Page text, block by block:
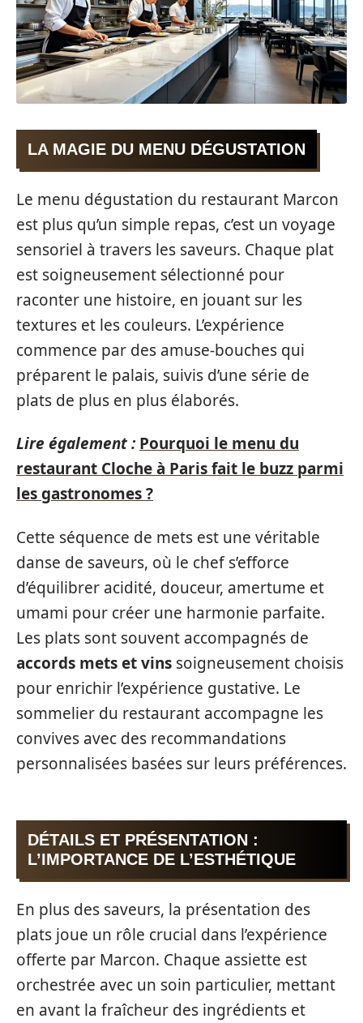
LA MAGIE DU MENU DÉGUSTATION
Le menu dégustation du restaurant Marcon
est plus qu’un simple repas, c’est un voyage
sensoriel à travers les saveurs. Chaque plat
est soigneusement sélectionné pour
raconter une histoire, en jouant sur les
textures et les couleurs. L’expérience
commence par des amuse-bouches qui
préparent le palais, suivis d’une série de
plats de plus en plus élaborés.
Lire également : Pourquoi le menu du
restaurant Cloche à Paris fait le buzz parmi
les gastronomes ?
Cette séquence de mets est une véritable
danse de saveurs, où le chef s’efforce
d’équilibrer acidité, douceur, amertume et
umami pour créer une harmonie parfaite.
Les plats sont souvent accompagnés de
accords mets et vins soigneusement choisis
pour enrichir l’expérience gustative. Le
sommelier du restaurant accompagne les
convives avec des recommandations
personnalisées basées sur leurs préférences.
DÉTAILS ET PRÉSENTATION :
L’IMPORTANCE DE L’ESTHÉTIQUE
En plus des saveurs, la présentation des
plats joue un rôle crucial dans l’expérience
offerte par Marcon. Chaque assiette est
orchestrée avec un soin particulier, mettant
en avant la fraîcheur des ingrédients et